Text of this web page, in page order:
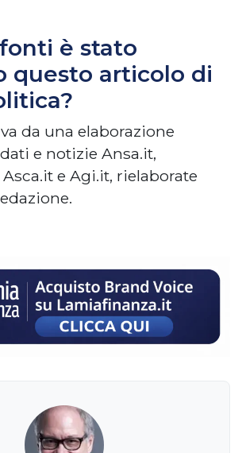
è stato
questo articolo di
da una elaborazione
e notizie Ansa.it,
e Agi.it, rielaborate